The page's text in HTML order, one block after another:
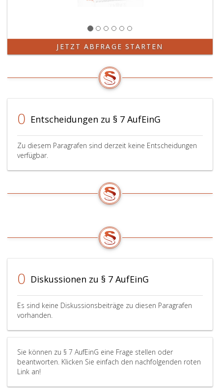
JETZT ABFRAGE STARTEN
0 Entscheidungen zu § 7 AufEinG
Zu diesem Paragrafen sind derzeit keine Entscheidungen
verfügbar.
0 Diskussionen zu § 7 AufEinG
Es sind keine Diskussionsbeiträge zu diesen Paragrafen
vorhanden.
Sie können zu § 7 AufEinG eine Frage stellen oder
beantworten. Klicken Sie einfach den nachfolgenden roten
Link an!